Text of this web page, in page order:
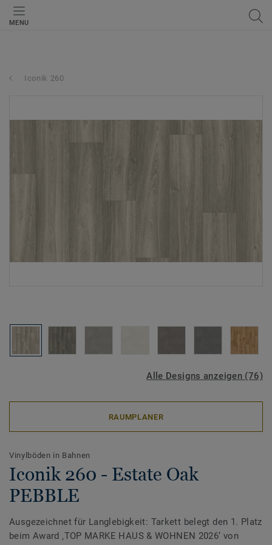
MENU
Iconik 260
Alle Designs anzeigen (76)
RAUMPLANER
Vinylböden in Bahnen
Iconik 260 - Estate Oak
PEBBLE
Ausgezeichnet für Langlebigkeit: Tarkett belegt den 1. Platz
beim Award ‚TOP MARKE HAUS & WOHNEN 2026‘ von